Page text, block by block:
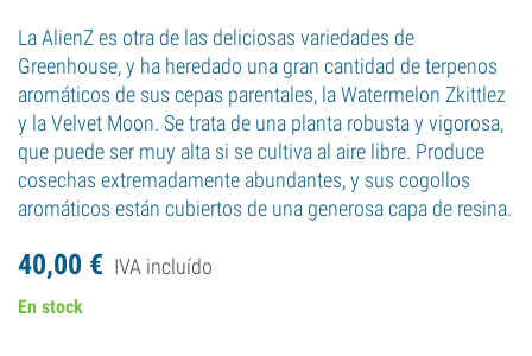
La AlienZ es otra de las deliciosas variedades de
Greenhouse, y ha heredado una gran cantidad de terpenos
aromáticos de sus cepas parentales, la Watermelon Zkittlez
y la Velvet Moon. Se trata de una planta robusta y vigorosa,
que puede ser muy alta si se cultiva al aire libre. Produce
cosechas extremadamente abundantes, y sus cogollos
aromáticos están cubiertos de una generosa capa de resina.
40,00 € IVA incluído
En stock